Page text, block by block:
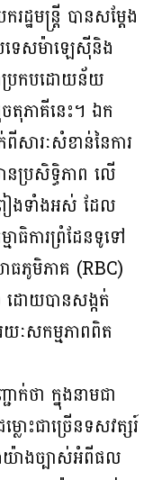
ដ្ឋមន្រ្តី បានសម្តែង
ទេសម៉ាឡេស៊ីនិង
ងប្រកបដោយន័យ
តុភាគីនេះ។ ឯក
សារៈសំខាន់នៃការ
នប្រសិទ្ធិភាព លើ
ងទាំងអស់ ដែល
ធិការព្រំដែនទូទៅ
ធភូមិភាគ (RBC)
ដោយបានសង្កត់
យៈសកម្មភាពពិត
ក់ថា ក្នុងនាមជា
ោះជាច្រើនទសវត្សរ៍
យ៉ាងច្បាស់អំពីផល